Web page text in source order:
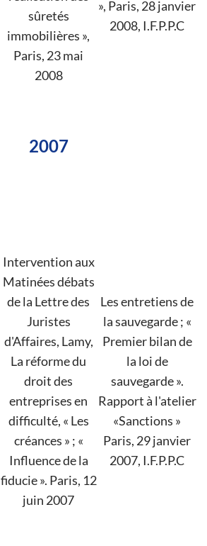
sûretés
immobilières »,
Paris, 23 mai
2008
», Paris, 28 janvier
2008, I.F.P.P.C
2007
Intervention aux
Matinées débats
de la Lettre des
Juristes
d'Affaires, Lamy,
La réforme du
droit des
entreprises en
difficulté, « Les
créances » ; «
Influence de la
fiducie ». Paris, 12
juin 2007
Les entretiens de
la sauvegarde ; «
Premier bilan de
la loi de
sauvegarde ».
Rapport à l'atelier
«Sanctions »
Paris, 29 janvier
2007, I.F.P.P.C